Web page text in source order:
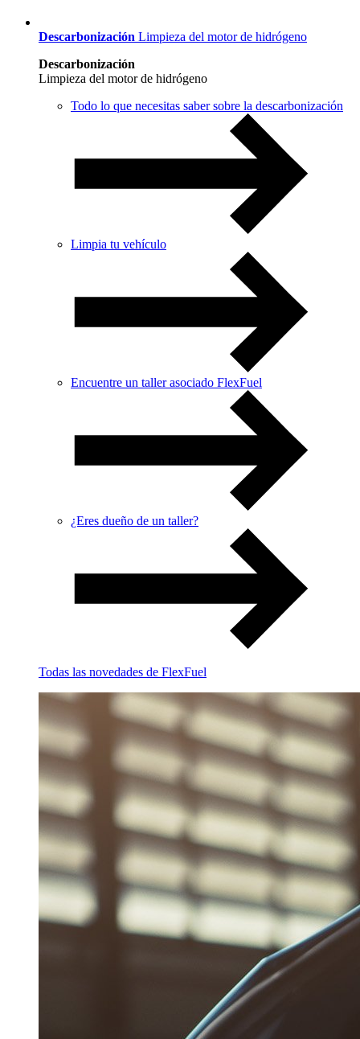
Descarbonización Limpieza del motor de hidrógeno
Descarbonización
Limpieza del motor de hidrógeno
Todo lo que necesitas saber sobre la descarbonización
Limpia tu vehículo
Encuentre un taller asociado FlexFuel
¿Eres dueño de un taller?
Todas las novedades de FlexFuel